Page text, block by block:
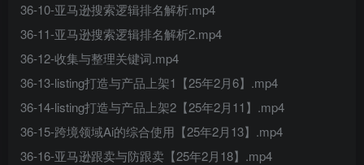
36-10-亚马逊搜索逻辑排名解析.mp4
36-11-亚马逊搜索逻辑排名解析2.mp4
36-12-收集与整理关键词.mp4
36-13-listing打造与产品上架1【25年2月6】.mp4
36-14-listing打造与产品上架2【25年2月11】.mp4
36-15-跨境领域Ai的综合使用【25年2月13】.mp4
36-16-亚马逊跟卖与防跟卖【25年2月18】.mp4